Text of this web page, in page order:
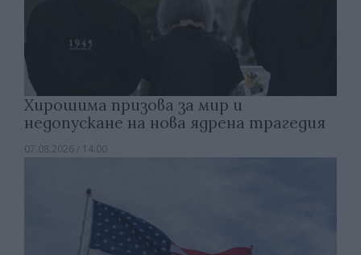
Хирошима призова за мир и
недопускане на нова ядрена трагедия
07.08.2026 / 14:00